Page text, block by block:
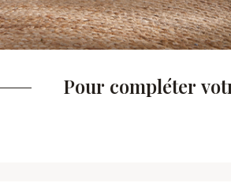
Pour compléter